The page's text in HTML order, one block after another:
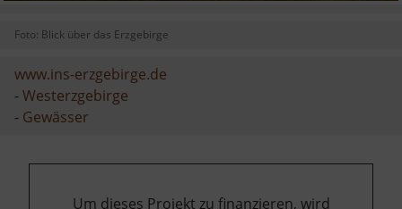
Foto: Blick über das Erzgebirge
www.ins-erzgebirge.de
-Westerzgebirge
- Gewässer
Um dieses Projekt zu finanzieren, wird